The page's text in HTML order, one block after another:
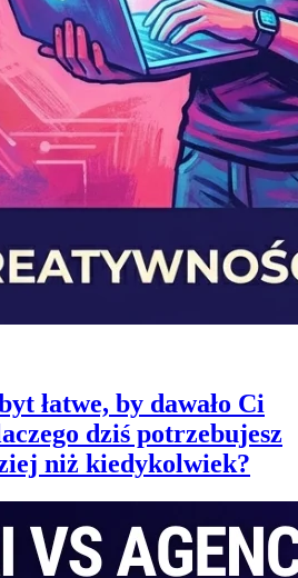
łatwe, by dawało Ci
dziś potrzebujesz
niż kiedykolwiek?